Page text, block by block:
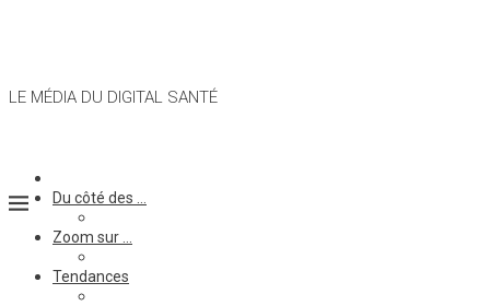
LE MÉDIA DU DIGITAL SANTÉ
Du côté des …
Zoom sur …
Tendances